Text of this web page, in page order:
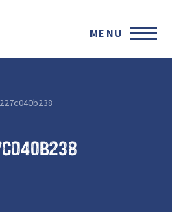
MENU